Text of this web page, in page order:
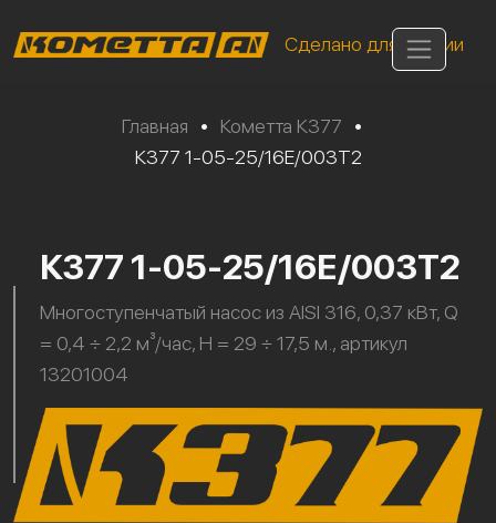
Сделано для России
Главная • Кометта К377
•
К377 1-05-25/16Е/003Т2
К377 1-05-25/16Е/003Т2
Многоступенчатый насос из AISI 316, 0,37 кВт, Q
= 0,4 ÷ 2,2 м³/час, H = 29 ÷ 17,5 м., артикул
13201004